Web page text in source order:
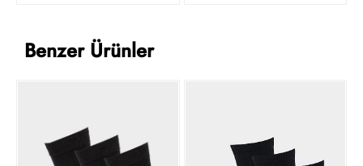
Benzer Ürünler